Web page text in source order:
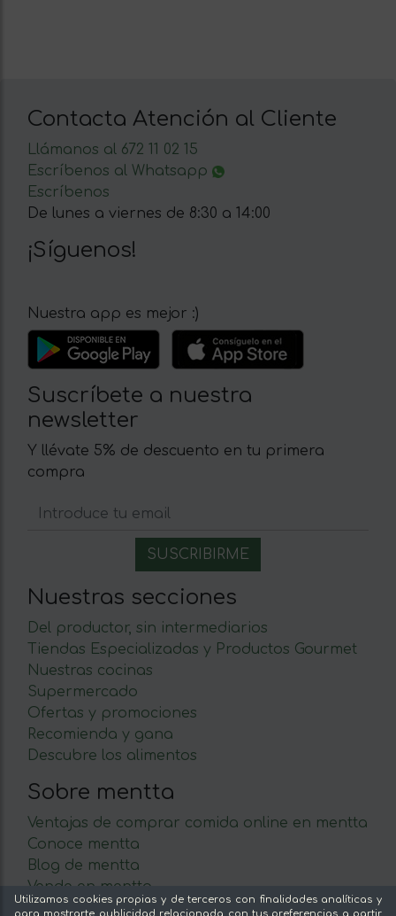
Contacta Atención al Cliente
Llámanos al 672 11 02 15
Escríbenos al Whatsapp
Escríbenos
De lunes a viernes de 8:30 a 14:00
¡Síguenos!
Nuestra app es mejor :)
Suscríbete a nuestra
newsletter
Y llévate 5% de descuento en tu primera
compra
Nuestras secciones
Del productor, sin intermediarios
Tiendas Especializadas y Productos Gourmet
Nuestras cocinas
Supermercado
Ofertas y promociones
Recomienda y gana
Descubre los alimentos
Sobre mentta
Ventajas de comprar comida online en mentta
Conoce mentta
Blog de mentta
Vende en mentta
Fidelización
Utilizamos cookies propias y de terceros con finalidades analíticas y